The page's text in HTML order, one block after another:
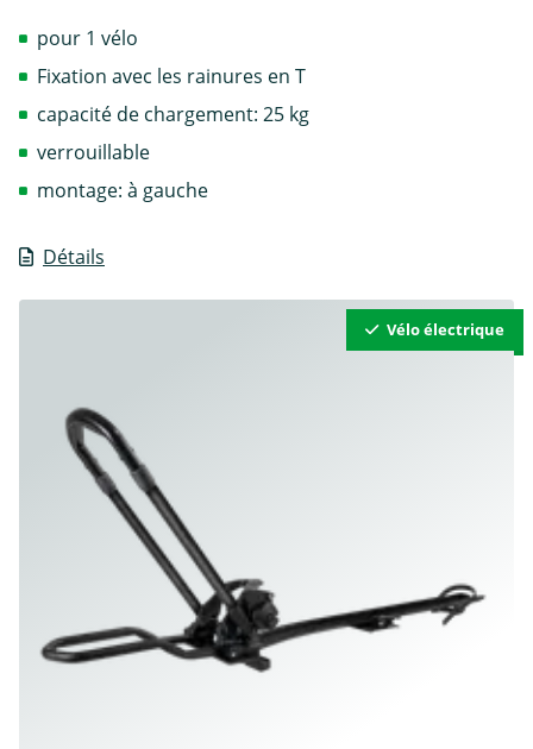
Vélo électrique
Détails
pour 1 vélo
Fixation avec les rainures en T
capacité de chargement: 25 kg
verrouillable
montage: à gauche